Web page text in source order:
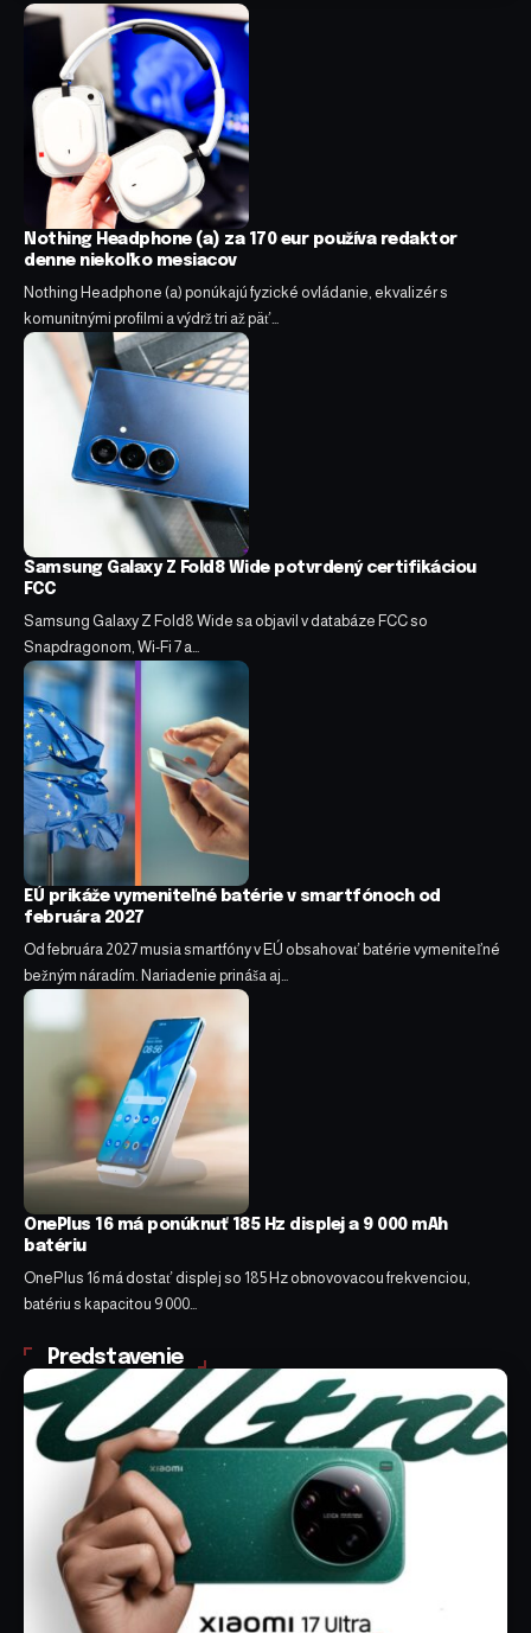
Nothing Headphone (a) za 170 eur používa redaktor
denne niekoľko mesiacov
Nothing Headphone (a) ponúkajú fyzické ovládanie, ekvalizér s
komunitnými profilmi a výdrž tri až päť…
Samsung Galaxy Z Fold8 Wide potvrdený certifikáciou
FCC
Samsung Galaxy Z Fold8 Wide sa objavil v databáze FCC so
Snapdragonom, Wi-Fi 7 a…
EÚ prikáže vymeniteľné batérie v smartfónoch od
februára 2027
Od februára 2027 musia smartfóny v EÚ obsahovať batérie vymeniteľné
bežným náradím. Nariadenie prináša aj…
OnePlus 16 má ponúknuť 185 Hz displej a 9 000 mAh
batériu
OnePlus 16 má dostať displej so 185 Hz obnovovacou frekvenciou,
batériu s kapacitou 9 000…
Predstavenie